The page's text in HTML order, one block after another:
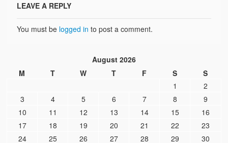
LEAVE A REPLY
You must be logged in to post a comment.
August 2026
M
T W T F S
S
1
2
3
4 5 6 7 8
9
10
11 12 13 14 15
16
17
18 19 20 21 22
23
24
25 26 27 28 29 30